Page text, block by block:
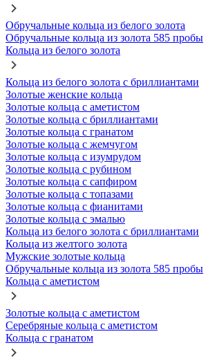
Обручальные кольца из белого золота
Обручальные кольца из золота 585 пробы
Кольца из белого золота
Кольца из белого золота с бриллиантами
Золотые женские кольца
Золотые кольца с аметистом
Золотые кольца с бриллиантами
Золотые кольца с гранатом
Золотые кольца с жемчугом
Золотые кольца с изумрудом
Золотые кольца с рубином
Золотые кольца с сапфиром
Золотые кольца с топазами
Золотые кольца с фианитами
Золотые кольца с эмалью
Кольца из белого золота с бриллиантами
Кольца из желтого золота
Мужские золотые кольца
Обручальные кольца из золота 585 пробы
Кольца с аметистом
Золотые кольца с аметистом
Серебряные кольца с аметистом
Кольца с гранатом